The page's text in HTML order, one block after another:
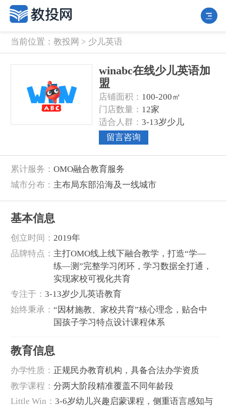
当前位置： 教投网 > 少儿英语
winabc在线少儿英语加
盟
‌店铺面积‌： 100-200㎡
‌门店数量‌： 12家
‌适合人群‌： 3-13岁少儿
留言咨询
‌累计服务‌： OMO融合教育服务
‌城市分布‌： 主布局东部沿海及一线城市
基本信息
创立时间‌： 2019年
‌品牌特点‌： 主打OMO线上线下融合教学，打造“学—
练—测”完整学习闭环，学习数据全打通，
实现家校可视化共育
‌专注于‌： 3-13岁少儿英语教育
‌始终秉承‌： “因材施教、家校共育”核心理念，贴合中
国孩子学习特点设计课程体系
教育信息
‌办学性质‌： 正规民办教育机构，具备合法办学资质
‌教学课程‌： 分两大阶段精准覆盖不同年龄段
Little Win： 3-6岁幼儿兴趣启蒙课程，侧重语言感知与